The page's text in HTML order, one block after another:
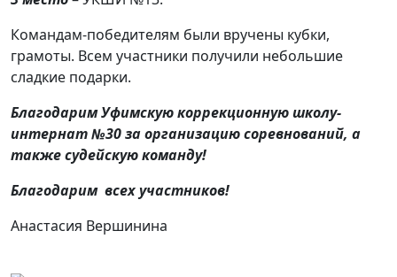
Командам-победителям были вручены кубки,
грамоты. Всем участники получили небольшие
сладкие подарки.
Благодарим Уфимскую коррекционную школу-
интернат №30 за организацию соревнований, а
также судейскую команду!
Благодарим всех участников!
Анастасия Вершинина